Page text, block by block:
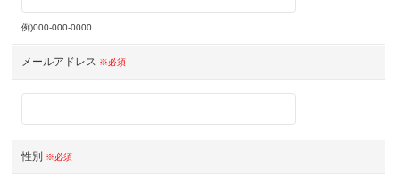
例)000-000-0000
メールアドレス ※必須
性別 ※必須